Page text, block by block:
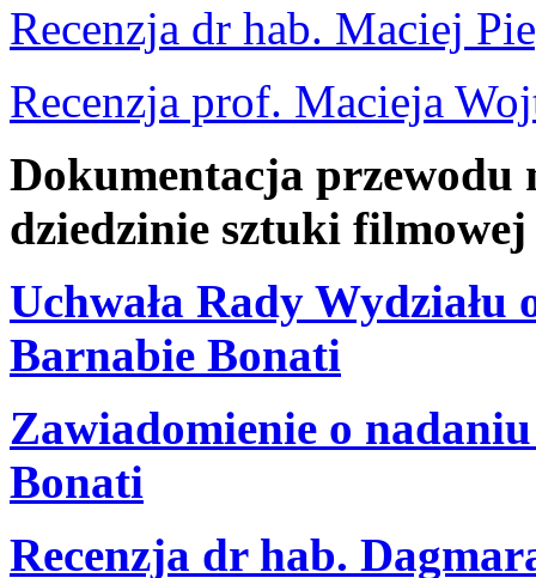
Recenzja dr hab. Maciej
Recenzja prof. Macieja
Dokumentacja przewodu
dziedzinie sztuki
Uchwała Rady
Barnabie Bonati
Zawiadomienie o
Bonati
Recenzja dr hab.